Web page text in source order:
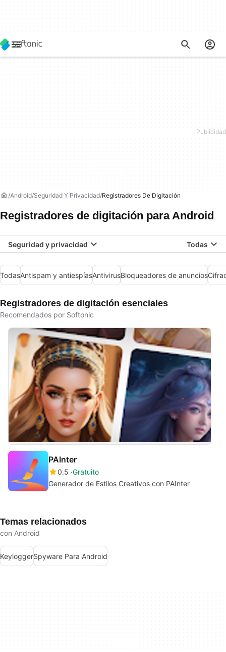
Android Seguridad Y Privacidad Registradores De Digitación
Registradores de digitación para Android
Seguridad y privacidad Todas
TodasAntispam y antiespíasAntivirusBloqueadores de anuncios
Registradores de digitación esenciales
Recomendados por Softonic
PAInter
0.5 Gratuito
Generador de Estilos Creativos con PAInter
Temas relacionados
con Android
KeyloggerSpyware Para Android